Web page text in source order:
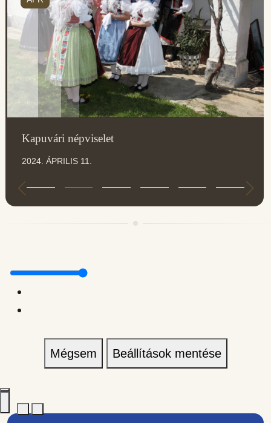
Kapuvári népviselet
2024. ÁPRILIS 11.
Mégsem Beállítások mentése